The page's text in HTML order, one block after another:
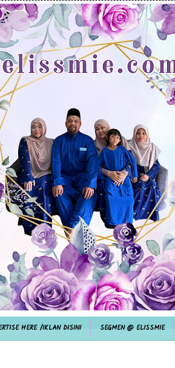
HERE /IKLAN DISINI SEGMEN @ ELISSMIE